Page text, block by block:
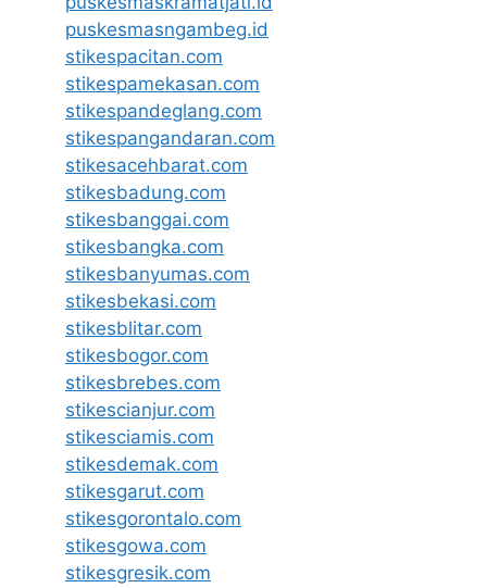
puskesmasngambeg.id
stikespacitan.com
stikespamekasan.com
stikespandeglang.com
stikespangandaran.com
stikesacehbarat.com
stikesbadung.com
stikesbanggai.com
stikesbangka.com
stikesbanyumas.com
stikesbekasi.com
stikesblitar.com
stikesbogor.com
stikesbrebes.com
stikescianjur.com
stikesciamis.com
stikesdemak.com
stikesgarut.com
stikesgorontalo.com
stikesgowa.com
stikesgresik.com